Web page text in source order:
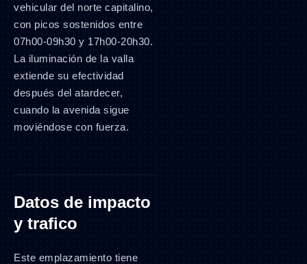
vehicular del norte capitalino,
con picos sostenidos entre
07h00-09h30 y 17h00-20h30.
La iluminación de la valla
extiende su efectividad
después del atardecer,
cuando la avenida sigue
moviéndose con fuerza.
Datos de impacto
y trafico
Este emplazamiento tiene